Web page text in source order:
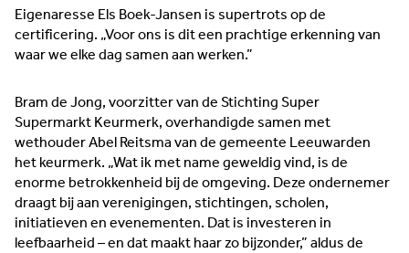
Eigenaresse Els Boek-Jansen is supertrots op de
certificering. „Voor ons is dit een prachtige erkenning van
waar we elke dag samen aan werken.”
Bram de Jong, voorzitter van de Stichting Super
Supermarkt Keurmerk, overhandigde samen met
wethouder Abel Reitsma van de gemeente Leeuwarden
het keurmerk. „Wat ik met name geweldig vind, is de
enorme betrokkenheid bij de omgeving. Deze ondernemer
draagt bij aan verenigingen, stichtingen, scholen,
initiatieven en evenementen. Dat is investeren in
leefbaarheid – en dat maakt haar zo bijzonder,” aldus de